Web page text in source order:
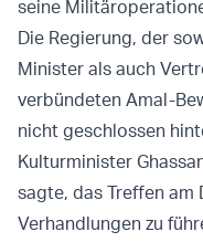
seine
Die Regierung, der
Minister als auch
verbündeten Amal-
nicht geschlossen
Kulturminister
sagte, das Treffen am
Verhandlungen zu